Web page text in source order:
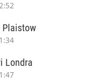
Plaistow
Londra